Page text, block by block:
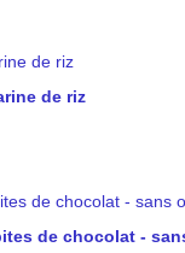
de riz
de chocolat -